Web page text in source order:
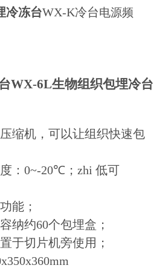
冷冻台WX-K冷台电源频
WX-6L生物组织包埋冷台
缩机，可以让组织快速包
： 0~-20℃；zhi 低可
能；
纳约60个包埋盒；
于切片机旁使用；